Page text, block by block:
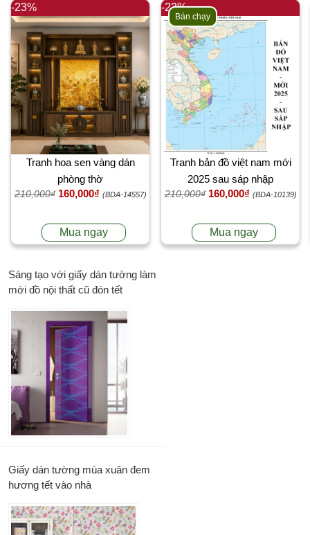
-23%
Tranh hoa sen vàng dán
phòng thờ
210,000₫ 160,000₫ (BDA-14557)
Mua ngay
Bán chạy
-23%
Tranh bản đồ việt nam mới
2025 sau sáp nhập
210,000₫ 160,000₫ (BDA-10139)
Mua ngay
Sáng tạo với giấy dán tường làm
mới đồ nội thất cũ đón tết
Giấy dán tường mùa xuân đem
hương tết vào nhà